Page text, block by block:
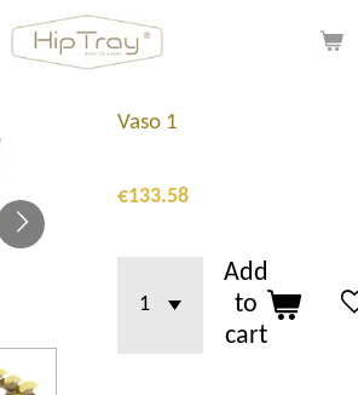
Vaso 1
€133.58
Add
to
cart